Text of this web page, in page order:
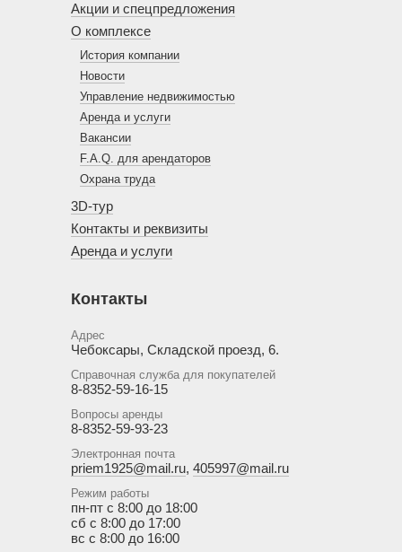
Акции и спецпредложения
О комплексе
История компании
Новости
Управление недвижимостью
Аренда и услуги
Вакансии
F.A.Q. для арендаторов
Охрана труда
3D-тур
Контакты и реквизиты
Аренда и услуги
Контакты
Адрес
Чебоксары, Складской проезд, 6.
Справочная служба для покупателей
8-8352-59-16-15
Вопросы аренды
8-8352-59-93-23
Электронная почта
priem1925@mail.ru, 405997@mail.ru
Режим работы
пн-пт с 8:00 до 18:00
сб с 8:00 до 17:00
вс с 8:00 до 16:00